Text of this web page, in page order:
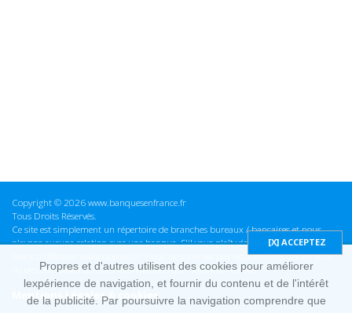
Copyright © 2026 www.banquesenfrance.fr
Tous Droits Réservés.
Ce site est simplement un répertoire de branches bureaux / bancaires et nous
n'avons aucune relation avec une banque. S'il vous plaît vérifier ces informations
avant d'effectuer toute opération, nous ne sommes pas responsables des erreurs
ou des omissions dans les informations que nous fournissons.
Mentions Légales & cookies
Propres et d'autres utilisent des cookies pour améliorer
lexpérience de navigation, et fournir du contenu et de l'intérêt
de la publicité. Par poursuivre la navigation comprendre que